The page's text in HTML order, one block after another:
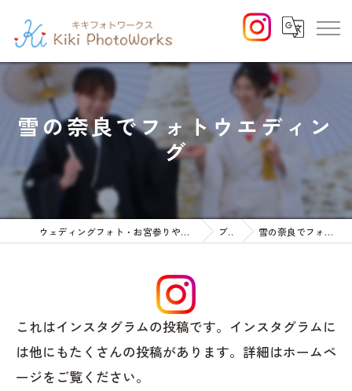
雪の奈良でフォトウエディン
グ
ウェディングフォト・お宮参りや七五三等のファミリーフォト ブログ 雪の奈良でフォトウエディング
これはインスタグラムの投稿です。インスタグラムに
は他にもたくさんの投稿があります。詳細はホームペ
ージをご覧ください。